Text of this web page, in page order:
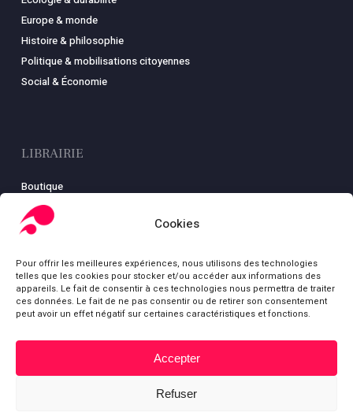
Cookies
Pour offrir les meilleures expériences, nous utilisons des technologies
telles que les cookies pour stocker et/ou accéder aux informations des
appareils. Le fait de consentir à ces technologies nous permettra de traiter
ces données. Le fait de ne pas consentir ou de retirer son consentement
peut avoir un effet négatif sur certaines caractéristiques et fonctions.
Accepter
Refuser
Europe & monde
Histoire & philosophie
Politique & mobilisations citoyennes
Social & Économie
LIBRAIRIE
Boutique
Carte
Mon compte
Mentions légales